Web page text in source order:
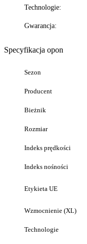
Technologie:
Gwarancja:
Specyfikacja opon
Sezon
Producent
Bieżnik
Rozmiar
Indeks prędkości
Indeks nośności
Etykieta UE
Wzmocnienie (XL)
Technologie